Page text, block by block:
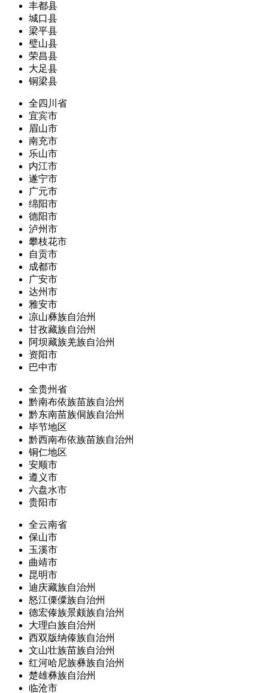
丰都县
城口县
梁平县
璧山县
荣昌县
大足县
铜梁县
全四川省
宜宾市
眉山市
南充市
乐山市
内江市
遂宁市
广元市
绵阳市
德阳市
泸州市
攀枝花市
自贡市
成都市
广安市
达州市
雅安市
凉山彝族自治州
甘孜藏族自治州
阿坝藏族羌族自治州
资阳市
巴中市
全贵州省
黔南布依族苗族自治州
黔东南苗族侗族自治州
毕节地区
黔西南布依族苗族自治州
铜仁地区
安顺市
遵义市
六盘水市
贵阳市
全云南省
保山市
玉溪市
曲靖市
昆明市
迪庆藏族自治州
怒江傈僳族自治州
德宏傣族景颇族自治州
大理白族自治州
西双版纳傣族自治州
文山壮族苗族自治州
红河哈尼族彝族自治州
楚雄彝族自治州
临沧市